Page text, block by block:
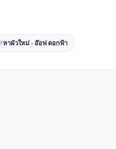
#หาผัวใหม่ - อ๊อฟ ดอกฟ้า